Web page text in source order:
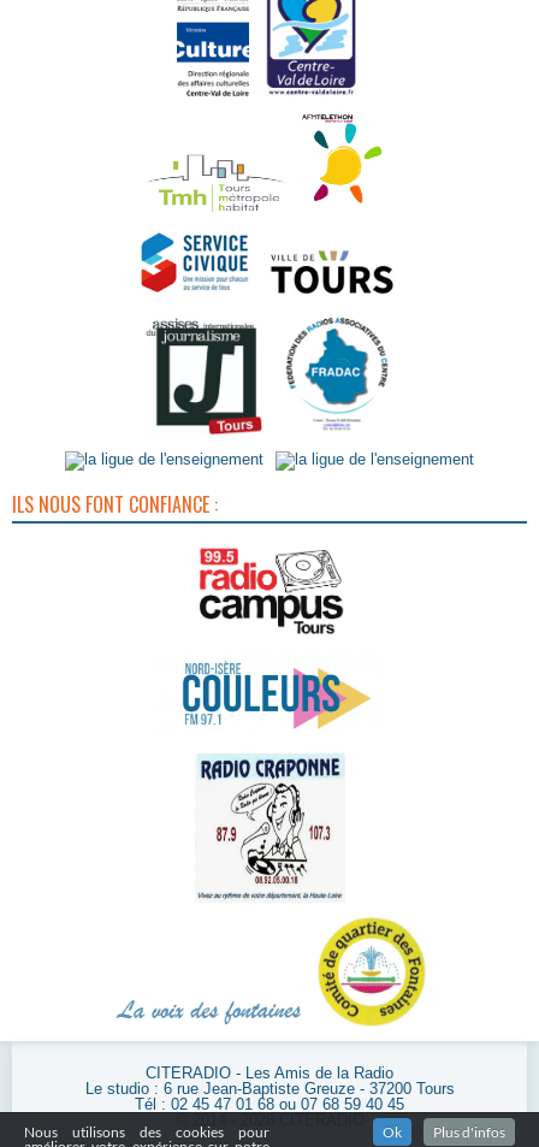
ILS NOUS FONT CONFIANCE :
CITERADIO - Les Amis de la Radio
Le studio : 6 rue Jean-Baptiste Greuze - 37200 Tours
Tél : 02 45 47 01 68 ou 07 68 59 40 45
Nous utilisons des cookies pour
Ok Plus d'infos